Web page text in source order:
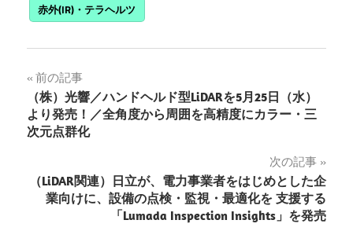
赤外(IR)・テラヘルツ
投
稿
ナ
ビ
ゲ
前の記事
（株）光響／ハンドヘルド型LiDARを5月25日（水）
より発売！／全角度から周囲を高精度にカラー・三
次元点群化
次の記事
（LiDAR関連）日立が、電力事業者をはじめとした企
業向けに、設備の点検・監視・最適化を 支援する
「Lumada Inspection Insights」を発売